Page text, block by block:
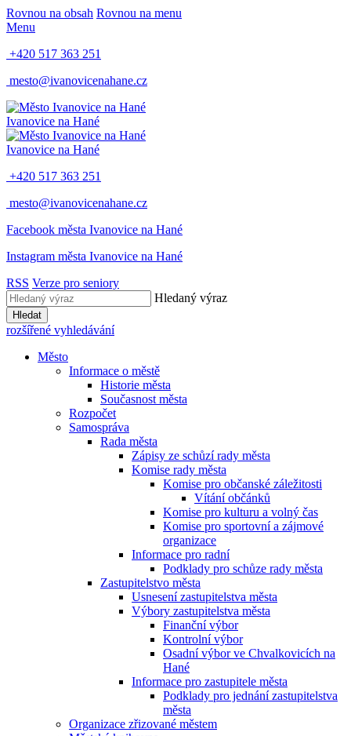
Rovnou na obsah Rovnou na menu
Menu
+420 517 363 251
mesto@ivanovicenahane.cz
Ivanovice na Hané
Ivanovice na Hané
+420 517 363 251
mesto@ivanovicenahane.cz
Facebook města Ivanovice na Hané
Instagram města Ivanovice na Hané
RSS Verze pro seniory
Hledaný výraz
Hledat
rozšířené vyhledávání
Město
Informace o městě
Historie města
Současnost města
Rozpočet
Samospráva
Rada města
Zápisy ze schůzí rady města
Komise rady města
Komise pro občanské záležitosti
Vítání občánků
Komise pro kulturu a volný čas
Komise pro sportovní a zájmové
organizace
Informace pro radní
Podklady pro schůze rady města
Zastupitelstvo města
Usnesení zastupitelstva města
Výbory zastupitelstva města
Finanční výbor
Kontrolní výbor
Osadní výbor ve Chvalkovicích na
Hané
Informace pro zastupitele města
Podklady pro jednání zastupitelstva
města
Organizace zřizované městem